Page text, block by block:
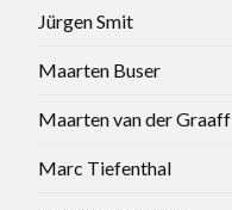
Jürgen Smit
Maarten Buser
Maarten van der Graaff
Marc Tiefenthal